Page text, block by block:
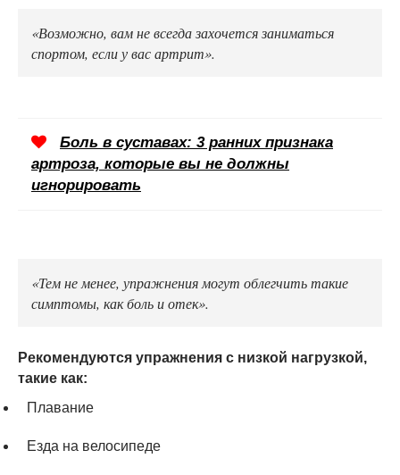
«Возможно, вам не всегда захочется заниматься
спортом, если у вас артрит».
Боль в суставах: 3 ранних признака
артроза, которые вы не должны
игнорировать
«Тем не менее, упражнения могут облегчить такие
симптомы, как боль и отек».
Рекомендуются упражнения с низкой нагрузкой,
такие как:
Плавание
Езда на велосипеде